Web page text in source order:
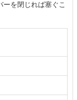
を閉じれば塞ぐこ